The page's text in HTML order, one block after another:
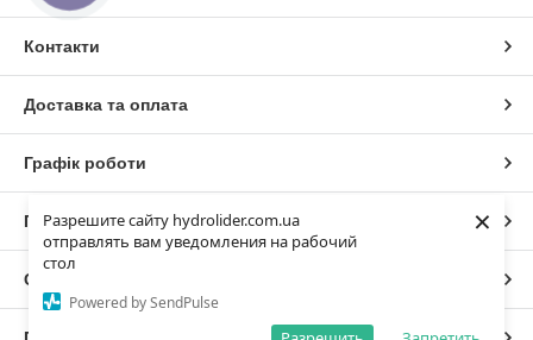
Разрешите сайту hydrolider.com.ua
отправлять вам уведомления на рабочий
стол
Powered by SendPulse
×
Контакти
Доставка та оплата
Графік роботи
Повна версія сайту
Сайт створено на маркетплейсі